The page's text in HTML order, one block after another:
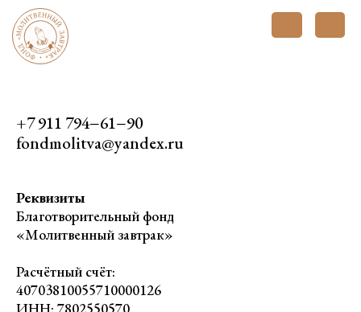
Реквизиты
Благотворительный фонд
«Молитвенный завтрак»
Расчётный счёт:
40703810055710000126
+7 911 794−61−90
fondmolitva@yandex.ru